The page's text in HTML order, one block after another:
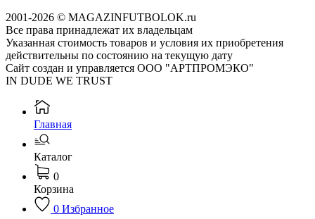
2001-2026 © MAGAZINFUTBOLOK.ru
Все права принадлежат их владельцам
Указанная стоимость товаров и условия их приобретения
действительны по состоянию на текущую дату
Сайт создан и управляется ООО "АРТПРОМЭКО"
IN DUDE WE TRUST
Главная
Каталог
0
Корзина
0 Избранное